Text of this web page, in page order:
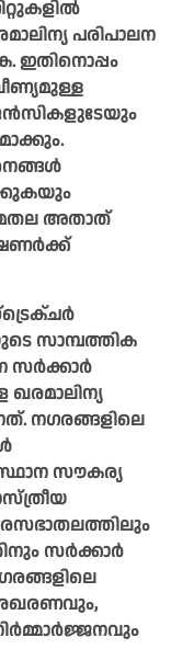
പരിപാലന
ഇതിനൊപ്പം
അതാത്
സാമ്പത്തിക
സര്‍ക്കാര്‍
നഗരങ്ങളിലെ
സൗകര്യ
സർക്കാർ